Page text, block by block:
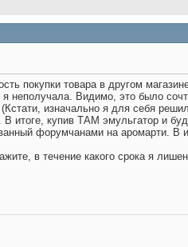
покупки товара в другом
неполучала. Видимо, это было
изначально я для себя
итоге, купив ТАМ эмульгатор и
форумчанами на аромарти. В
в течение какого срока я